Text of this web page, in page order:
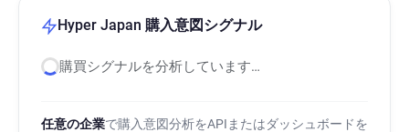
Hyper Japan 購入意図シグナル
購買シグナルを分析しています…
任意の企業で購入意図分析をAPIまたはダッシュボードを